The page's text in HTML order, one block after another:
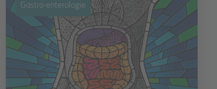
Gastro-enterologie